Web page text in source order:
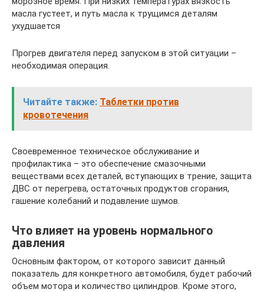
масла густеет, и путь масла к трущимся деталям
ухудшается
Прогрев двигателя перед запуском в этой ситуации –
необходимая операция.
Читайте также: Таблетки против
кровотечения
Своевременное техническое обслуживание и
профилактика – это обеспечение смазочными
веществами всех деталей, вступающих в трение, защита
ДВС от перегрева, остаточных продуктов сгорания,
гашение колебаний и подавление шумов.
Что влияет на уровень нормального
давления
Основным фактором, от которого зависит данный
показатель для конкретного автомобиля, будет рабочий
объем мотора и количество цилиндров. Кроме этого,